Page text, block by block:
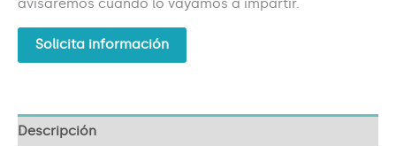
avisaremos cuando lo vayamos a impartir.
Solicita información
Descripción